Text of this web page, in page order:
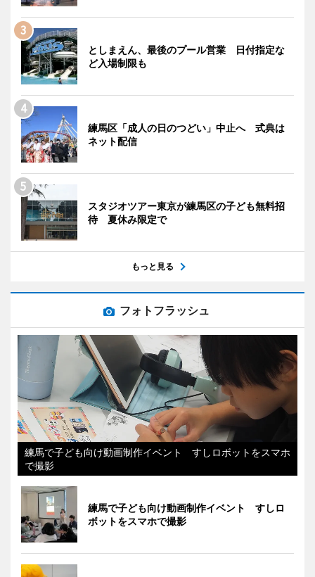
としまえん、最後のプール営業 日付指定な
ど入場制限も
練馬区「成人の日のつどい」中止へ 式典は
ネット配信
スタジオツアー東京が練馬区の子ども無料招
待 夏休み限定で
もっと見る
フォトフラッシュ
練馬で子ども向け動画制作イベント すしロボットをスマホ
で撮影
練馬で子ども向け動画制作イベント すしロ
ボットをスマホで撮影